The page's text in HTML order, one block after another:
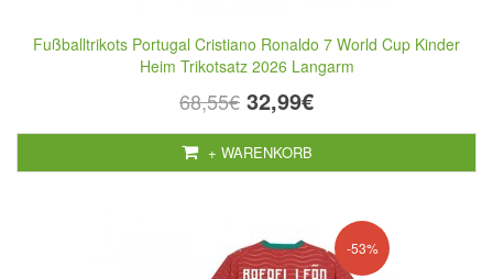
Fußballtrikots Portugal Cristiano Ronaldo 7 World Cup Kinder
Heim Trikotsatz 2026 Langarm
68,55€ 32,99€
+ WARENKORB
-53%